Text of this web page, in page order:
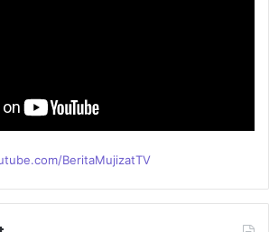
BeritaMujizatTV